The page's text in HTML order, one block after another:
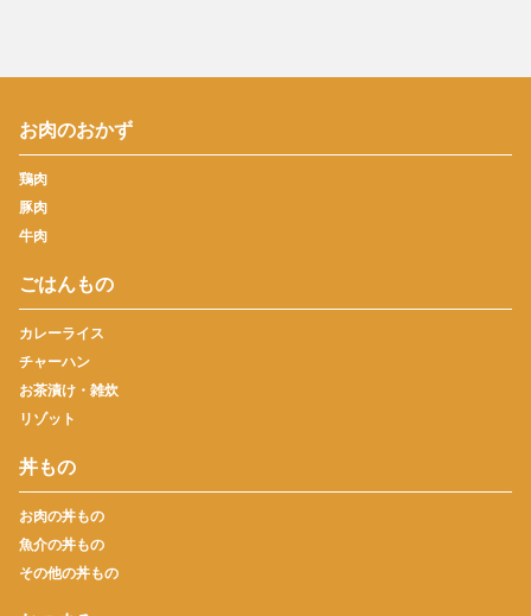
お肉のおかず
鶏肉
豚肉
牛肉
ごはんもの
カレーライス
チャーハン
お茶漬け・雑炊
リゾット
丼もの
お肉の丼もの
魚介の丼もの
その他の丼もの